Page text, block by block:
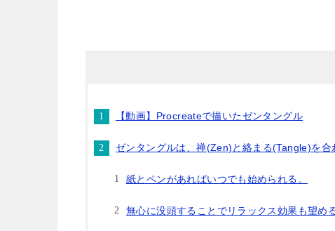
【動画】Procreateで描いたゼンタングル
ゼンタングルは、禅(Zen)と絡まる(Tangle)を合
紙とペンがあればいつでも始められる。
無心に没頭することでリラックス効果も望める